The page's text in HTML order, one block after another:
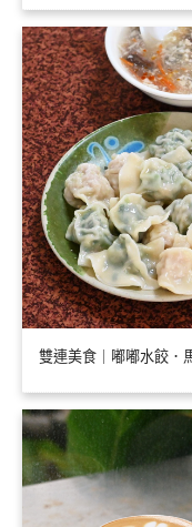
雙連美食｜嘟嘟水餃．